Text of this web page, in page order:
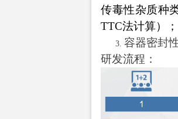
传毒性杂质种
TTC法计算）
容器密封
研发流程：